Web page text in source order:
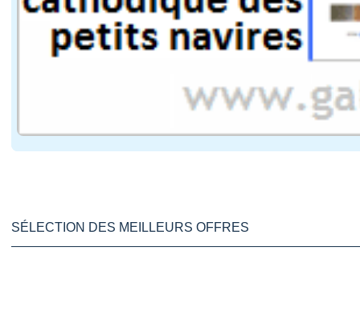
SÉLECTION DES MEILLEURS OFFRES